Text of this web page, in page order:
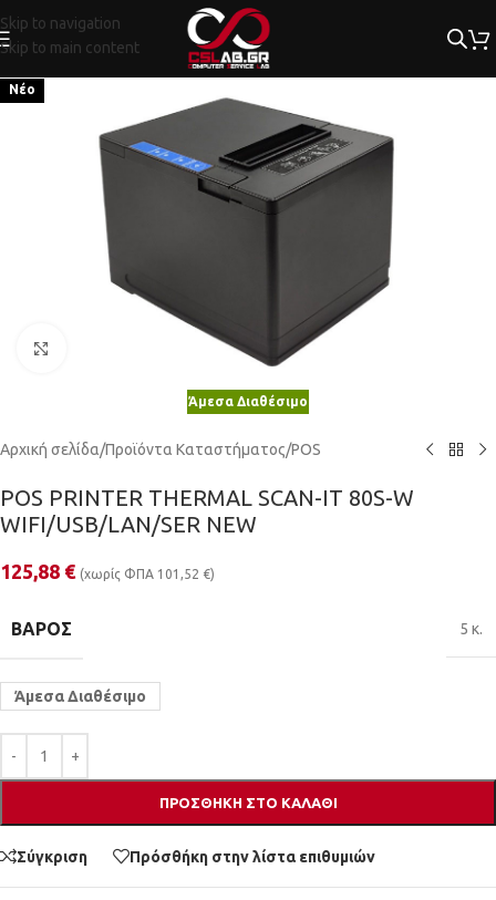
Skip to navigation
Skip to main content
Νέο
Άμεσα Διαθέσιμο
Αρχική σελίδα/Προϊόντα Καταστήματος/POS
POS PRINTER THERMAL SCAN-IT 80S-W
WIFI/USB/LAN/SER NEW
125,88 € (χωρίς ΦΠΑ 101,52 €)
ΒΆΡΟΣ 5 κ.
Άμεσα Διαθέσιμο
ΠΡΟΣΘΉΚΗ ΣΤΟ ΚΑΛΆΘΙ
Σύγκριση Πρόσθήκη στην λίστα επιθυμιών